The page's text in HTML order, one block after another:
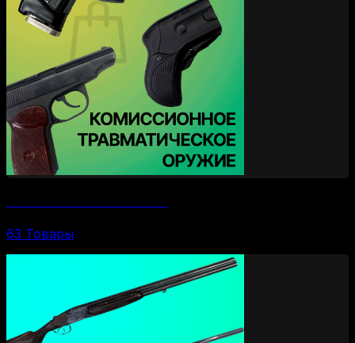
Корзина пуста.
Вернуться в магазин
63 Товары